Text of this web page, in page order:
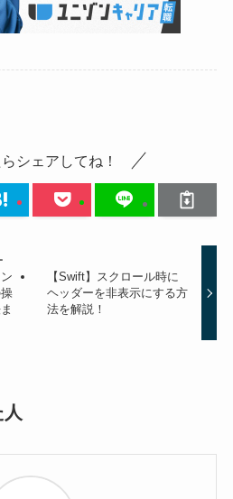
シェアしてね！
【Swift】スクロール時に
ヘッダーを非表示にする方
法を解説！